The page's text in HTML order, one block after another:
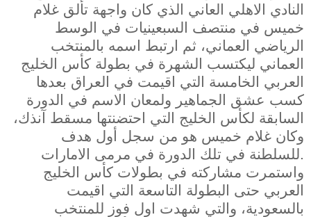
النادي الاهلي العاني الذي كان واجهة تألق غلام
خميس في منتصف السبعينيات في الوسط
الرياضي العماني، ثم ارتبط اسمه بالمنتخب
العماني ليكتسب الشهرة في بطولة كأس الخليج
العربي الخامسة التي اقيمت في العراق بعدها
كسب عشق الجماهير ولمعان الاسم في الدورة
السابقة لكأس الخليج التي احتضنتها مسقط آنذك،
وكان غلام خميس هو من سجل أول هدف
للسلطنة في تلك الدورة في مرمى الامارات.
واستمرت مشاركته في بطولات كأس الخليج
العربي حتى البطولة التاسعة التي اقيمت
بالسعودية، والتي شهدت اول فوز للمنتخب